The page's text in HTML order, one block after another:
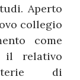
Aperto
collegio
come
relativo
di